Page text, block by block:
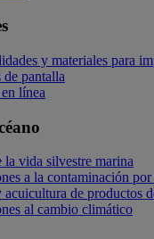
y materiales para
de pantalla
línea
la vida silvestre marina
a la contaminación
acuicultura de productos
al cambio climático